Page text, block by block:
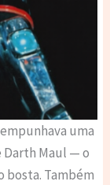
uma
Darth Maul — o
bosta. Também